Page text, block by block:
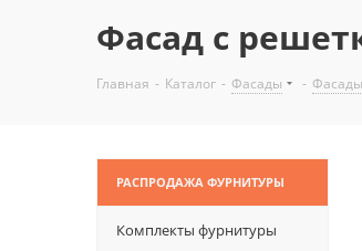
Фасад с
Главная - Каталог - Фасады -
РАСПРОДАЖА ФУРНИТУРЫ
Комплекты фурнитуры